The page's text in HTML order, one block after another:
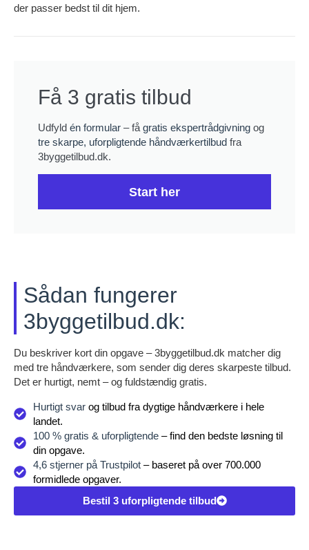
der passer bedst til dit hjem.
Få 3 gratis tilbud
Udfyld én formular – få gratis ekspertrådgivning og
tre skarpe, uforpligtende håndværkertilbud fra
3byggetilbud.dk.
Start her
Sådan fungerer
3byggetilbud.dk:
Du beskriver kort din opgave – 3byggetilbud.dk matcher dig
med tre håndværkere, som sender dig deres skarpeste tilbud.
Det er hurtigt, nemt – og fuldstændig gratis.
Hurtigt svarog tilbud fra dygtige håndværkere i hele
landet.
100 % gratis & uforpligtende– find den bedste løsning til
din opgave.
4,6 stjerner på Trustpilot– baseret på over 700.000
formidlede opgaver.
Bestil 3 uforpligtende tilbud